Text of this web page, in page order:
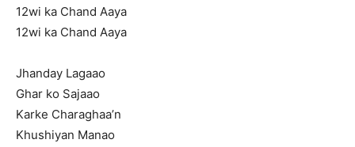
12wi ka Chand Aaya
12wi ka Chand Aaya
Jhanday Lagaao
Ghar ko Sajaao
Karke Charaghaa’n
Khushiyan Manao